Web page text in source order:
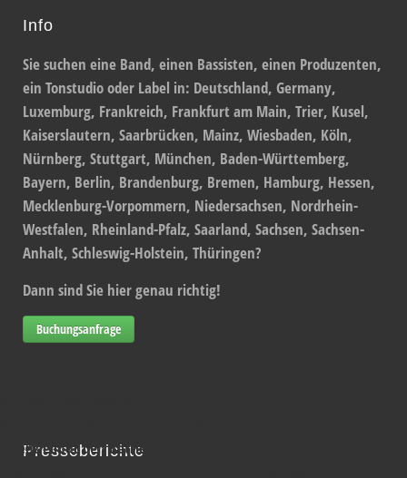
Info
Sie suchen eine Band, einen Bassisten, einen Produzenten,
ein Tonstudio oder Label in: Deutschland, Germany,
Luxemburg, Frankreich, Frankfurt am Main, Trier, Kusel,
Kaiserslautern, Saarbrücken, Mainz, Wiesbaden, Köln,
Nürnberg, Stuttgart, München, Baden-Württemberg,
Bayern, Berlin, Brandenburg, Bremen, Hamburg, Hessen,
Mecklenburg-Vorpommern, Niedersachsen, Nordrhein-
Westfalen, Rheinland-Pfalz, Saarland, Sachsen, Sachsen-
Anhalt, Schleswig-Holstein, Thüringen?
Dann sind Sie hier genau richtig!
Buchungsanfrage
Presseberichte
essenziell für den Betrieb der Seite, während andere uns helfen,